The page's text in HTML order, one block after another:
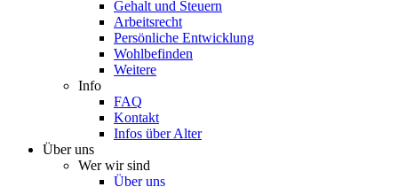
Gehalt und Steuern
Arbeitsrecht
Persönliche Entwicklung
Wohlbefinden
Weitere
Info
FAQ
Kontakt
Infos über Alter
Über uns
Wer wir sind
Über uns